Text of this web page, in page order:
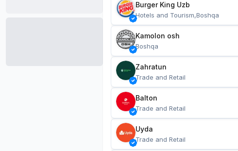
Burger King Uzb
Hotels and Tourism,Boshqa
Kamolon osh
Boshqa
Zahratun
Trade and Retail
Balton
Trade and Retail
Uyda
Trade and Retail